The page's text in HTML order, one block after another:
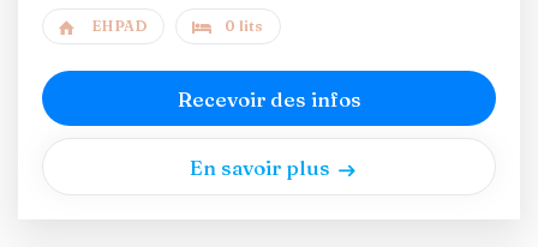
EHPAD 0 lits
Recevoir des infos
En savoir plus